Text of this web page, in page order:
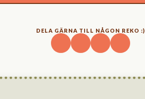
DELA GÄRNA TILL NÅGON REKO :)